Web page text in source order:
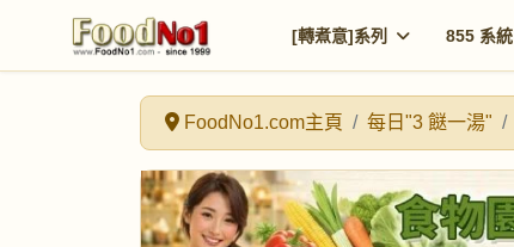
[轉煮意]系列 855 系統
FoodNo1.com主頁 每日"3 餸一湯"